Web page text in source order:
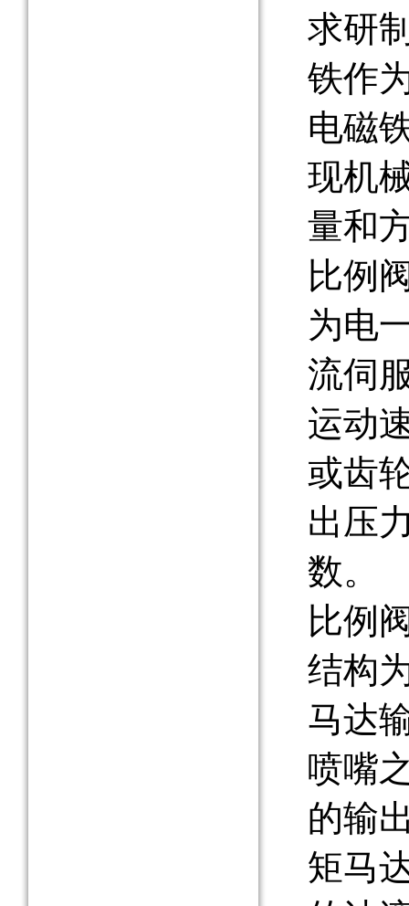
求研
铁作
电磁
现机
量和
比例
为电
流伺
运动
或齿
出压
数。
比例
结构
马达
喷嘴
的输
矩马